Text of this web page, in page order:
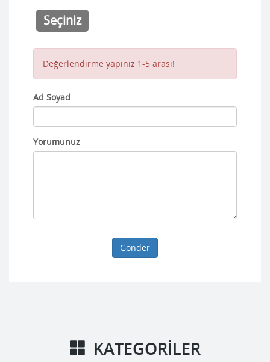
Seçiniz
Değerlendirme yapınız 1-5 arası!
Ad Soyad
Yorumunuz
Gönder
KATEGORILER